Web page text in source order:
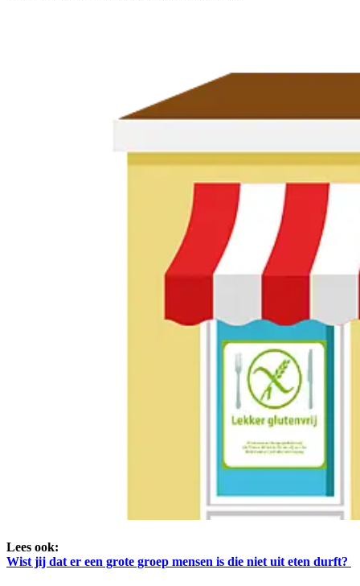
Lees ook:
Wist jij dat er een grote groep mensen is die niet uit eten durft?